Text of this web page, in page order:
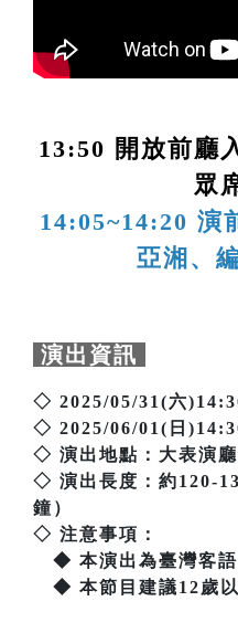
13:50 開放前
眾
14:05~14:20 演
亞湘、
演出資訊
◇ 2025/05/31(六
◇ 2025/06/01(日
◇ 演出地點：大表演廳
◇ 演出長度：約120-
鐘）
◇ 注意事項：
◆ 本演出為臺灣客語
◆ 本節目建議12歲以